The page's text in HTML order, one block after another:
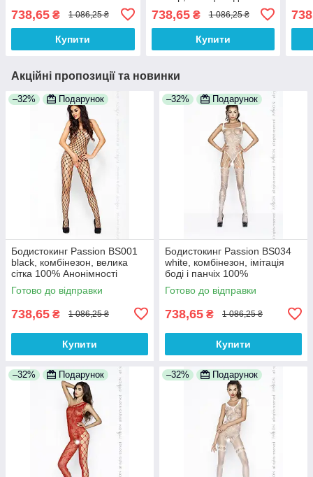
738,65 ₴ 1 086,25 ₴
Купити
738,65₴ 1 086,25 ₴
Купити
Акційні пропозиції та новинки
–32% Подарунок
Бодистокинг Passion BS001
black, комбінезон, велика
сітка 100% Анонімності
Готово до відправки
738,65 ₴ 1 086,25 ₴
Купити
–32% Подарунок
Бодистокинг Passion BS034
white, комбінезон, імітація
боді і панчіх 100%
Анонімності
Готово до відправки
738,65 ₴ 1 086,25 ₴
Купити
–32% Подарунок –32% Подарунок